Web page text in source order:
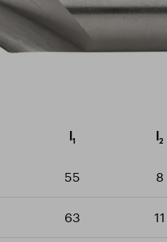
Certificate ISO 9001:2015
Télécharger le catalogue
l1 l2
55 8
63 11